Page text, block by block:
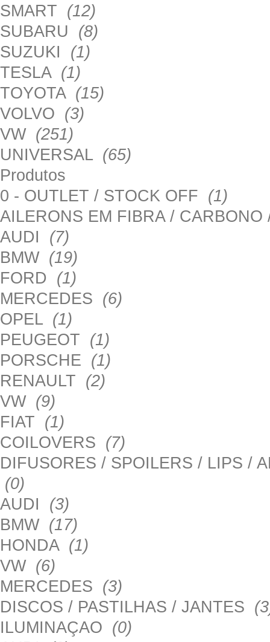
SMART (12)
SUBARU (8)
SUZUKI (1)
TESLA (1)
TOYOTA (15)
VOLVO (3)
VW (251)
UNIVERSAL (65)
Produtos
0 - OUTLET / STOCK OFF (1)
AILERONS EM FIBRA /
AUDI (7)
BMW (19)
FORD (1)
MERCEDES (6)
OPEL (1)
PEUGEOT (1)
PORSCHE (1)
RENAULT (2)
VW (9)
FIAT (1)
COILOVERS (7)
DIFUSORES / SPOILERS / LIPS /
(0)
AUDI (3)
BMW (17)
HONDA (1)
VW (6)
MERCEDES (3)
DISCOS / PASTILHAS / JANTES
ILUMINAÇAO (0)